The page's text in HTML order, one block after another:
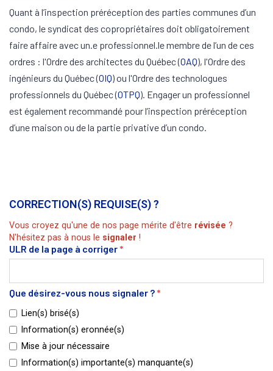
Quant à l’inspection préréception des parties communes d’un
condo, le syndicat des copropriétaires doit obligatoirement
faire affaire avec un.e professionnel.le membre de l’un de ces
ordres : l'Ordre des architectes du Québec (OAQ), l'Ordre des
ingénieurs du Québec (OIQ) ou l'Ordre des technologues
professionnels du Québec (OTPQ). Engager un professionnel
est également recommandé pour l’inspection préréception
d’une maison ou de la partie privative d’un condo.
CORRECTION(S) REQUISE(S) ?
Vous croyez qu'une de nos page mérite d'être révisée ?
N'hésitez pas à nous le signaler !
ULR de la page à corriger*
Que désirez-vous nous signaler ?*
Lien(s) brisé(s)
Information(s) eronnée(s)
Mise à jour nécessaire
Information(s) importante(s) manquante(s)